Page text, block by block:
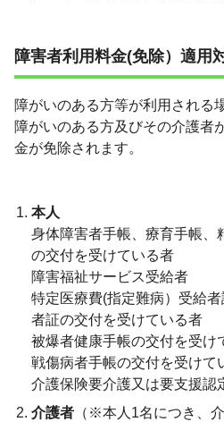
障害者利用料金(免除）適用
障がいのある方等が利用される
障がいのある方及びその介護者
金が免除されます。
本人
身体障害者手帳、療育手帳、
の交付を受けている者
障害福祉サービス受給者
特定医療費(指定難病）受給
者証の交付を受けている者
被爆者健康手帳の交付を受け
戦傷病者手帳の交付を受けて
介護保険要介護又は要支援認
介護者 （※本人1名につき、